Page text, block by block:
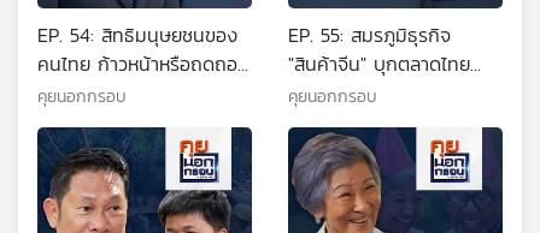
EP. 54: สิทธิมนุษยชนของ
คนไทย ก้าวหน้าหรือถดถอย
?
คุยนอกกรอบ
EP. 55: สมรภูมิธุรกิจ
"สินค้าจีน" บุกตลาดไทย
ถล่มอีคอมเมิร์ซโลก
คุยนอกกรอบ